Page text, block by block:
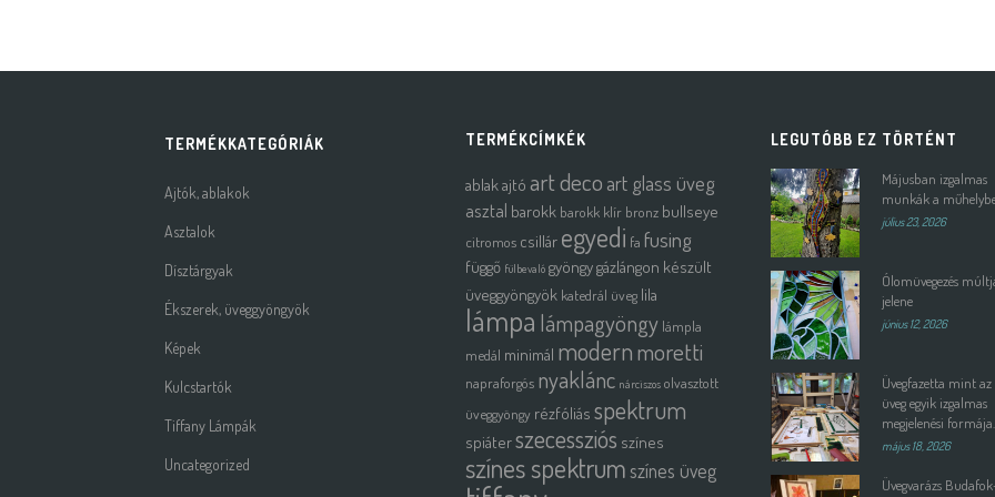
TERMÉKKATEGÓRIÁK
Ajtók, ablakok
Asztalok
Dísztárgyak
Ékszerek, üveggyöngyök
Képek
Kulcstartók
Tiffany Lámpák
Uncategorized
TERMÉKCÍMKÉK
ablakajtó art deco art glass üveg
asztal barokk barokk klír bronz bullseye
citromos csillár egyedi fa fusing
függő fülbevaló gyöngygázlángon készült
üveggyöngyök katedrál üveg lila
lámpa lámpagyöngy lámpla
medál minimál modernmoretti
napraforgós nyaklánc nárciszos olvasztott
üveggyöngy rézfóliás spektrum
spiáterszecessziós színes
színes spektrumszínes üveg
LEGUTÓBB EZ TÖRTÉNT
Májusban izgalmas
munkák a
július 23, 2026
Ólomüvegezés
jelene
június 12, 2026
Üvegfazetta mint az
üveg egyik izgalmas
megjelenési formája.
május 18, 2026
Üvegvarázs